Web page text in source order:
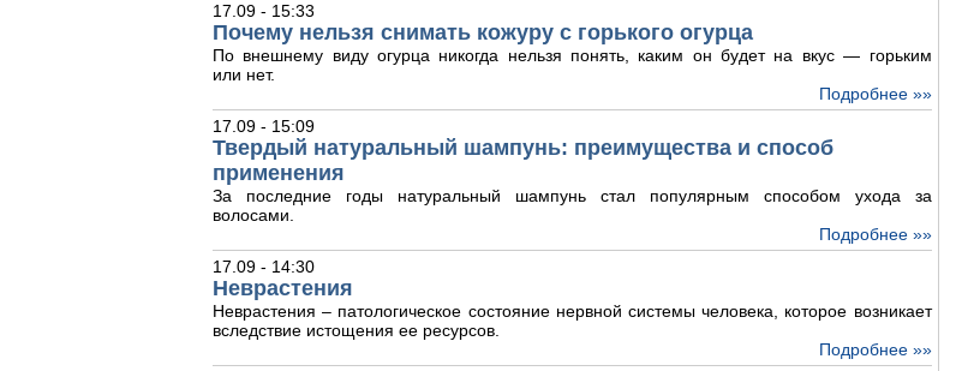
17.09 - 15:33
Почему нельзя снимать кожуру с горького огурца
По внешнему виду огурца никогда нельзя понять, каким он будет на вкус — горьким
или нет.
Подробнее »»
17.09 - 15:09
Твердый натуральный шампунь: преимущества и способ
применения
За последние годы натуральный шампунь стал популярным способом ухода за
волосами.
Подробнее »»
17.09 - 14:30
Неврастения
Неврастения – патологическое состояние нервной системы человека, которое возникает
вследствие истощения ее ресурсов.
Подробнее »»